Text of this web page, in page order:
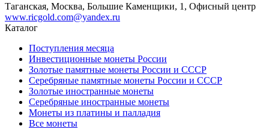
Таганская, Москва, Большие Каменщики, 1, Офисный центр
www.ricgold.com@yandex.ru
Каталог
Поступления месяца
Инвестиционные монеты России
Золотые памятные монеты России и СССР
Серебряные памятные монеты России и СССР
Золотые иностранные монеты
Серебряные иностранные монеты
Монеты из платины и палладия
Все монеты